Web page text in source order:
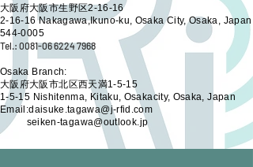
大阪府大阪市生野区2-16-16
2-16-16 Nakagawa,Ikuno-ku, Osaka City, Osaka, Japan
544-0005
Tel.: 0081-06 6224 7968
Osaka Branch:
大阪府大阪市北区西天満1-5-15
1-5-15 Nishitenma, Kitaku, Osakacity, Osaka, Japan
Email:daisuke.tagawa@j-rfid.com
seiken-tagawa@outlook.jp